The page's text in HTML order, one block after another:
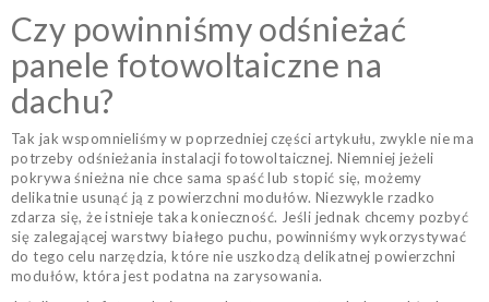
Czy powinniśmy odśnieżać
panele fotowoltaiczne na
dachu?
Tak jak wspomnieliśmy w poprzedniej części artykułu, zwykle nie ma
potrzeby odśnieżania instalacji fotowoltaicznej. Niemniej jeżeli
pokrywa śnieżna nie chce sama spaść lub stopić się, możemy
delikatnie usunąć ją z powierzchni modułów. Niezwykle rzadko
zdarza się, że istnieje taka konieczność. Jeśli jednak chcemy pozbyć
się zalegającej warstwy białego puchu, powinniśmy wykorzystywać
do tego celu narzędzia, które nie uszkodzą delikatnej powierzchni
modułów, która jest podatna na zarysowania.